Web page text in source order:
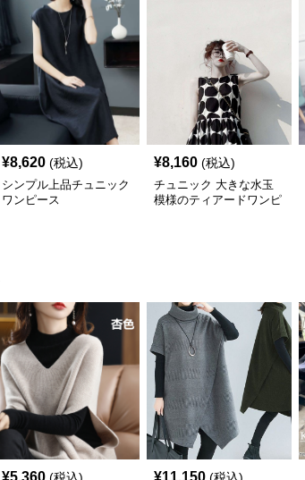
¥8,620 (税込)
シンプル上品チュニック
ワンピース
¥8,160 (税込)
チュニック 大きな水玉
模様のティアードワンピ
¥5,360 ¥11,150